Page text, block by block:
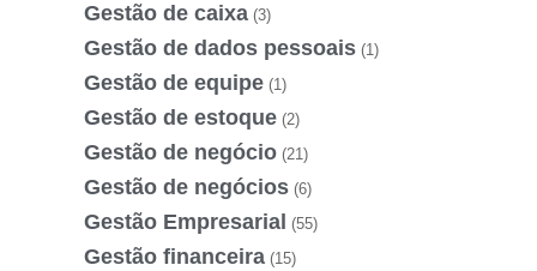
Gestão de caixa (3)
Gestão de dados pessoais (1)
Gestão de equipe (1)
Gestão de estoque (2)
Gestão de negócio (21)
Gestão de negócios (6)
Gestão Empresarial (55)
Gestão financeira (15)